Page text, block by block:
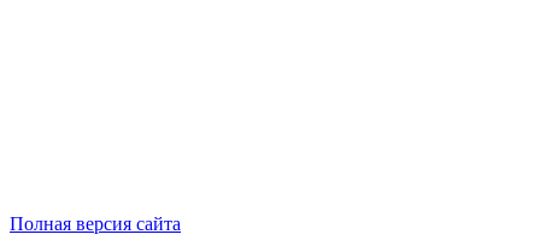
Полная версия сайта